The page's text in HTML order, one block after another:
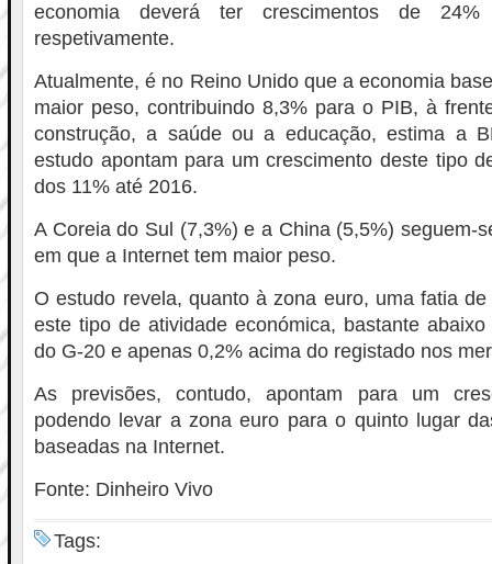
economia deverá ter crescimentos de
respetivamente.
Atualmente, é no Reino Unido que a economia
maior peso, contribuindo 8,3% para o PIB, à
construção, a saúde ou a educação, estima a
estudo apontam para um crescimento deste tipo
dos 11% até 2016.
A Coreia do Sul (7,3%) e a China (5,5%) seguem-
em que a Internet tem maior peso.
O estudo revela, quanto à zona euro, uma fatia
este tipo de atividade económica, bastante
do G-20 e apenas 0,2% acima do registado nos
As previsões, contudo, apontam para um
podendo levar a zona euro para o quinto lugar
baseadas na Internet.
Fonte: Dinheiro Vivo
Tags: